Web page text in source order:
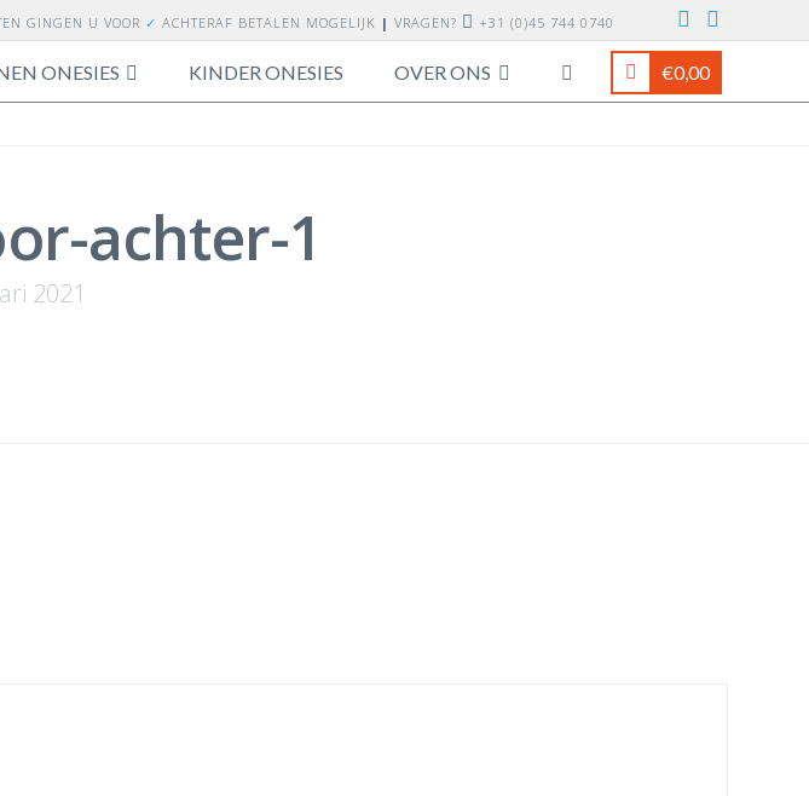
GINGEN U VOOR ✓ACHTERAF BETALEN MOGELIJK | VRAGEN? +31 (0)45 744 0740
ONESIES KINDER ONESIES OVER ONS €0,00
achter-1
2021